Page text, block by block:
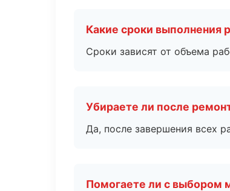
Какие сроки выполнения
Сроки зависят от объема
Убираете ли после
Да, после завершения всех
Помогаете ли с выбором